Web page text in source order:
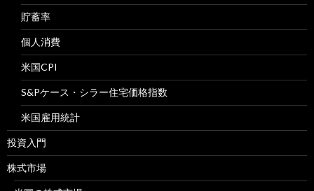
貯蓄率
個人消費
米国CPI
S&Pケース・シラー住宅価格指数
米国雇用統計
投資入門
株式市場